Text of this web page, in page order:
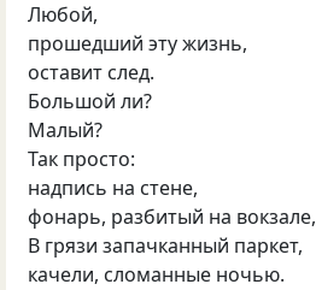
Любой,
прошедший эту жизнь,
оставит след.
Большой ли?
Малый?
Так просто:
надпись на стене,
фонарь, разбитый на вокзале,
В грязи запачканный паркет,
качели, сломанные ночью.